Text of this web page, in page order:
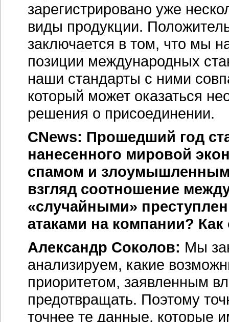
зарегистрировано уже
виды продукции.
заключается в том, что мы
позиции международных
наши стандарты с ними
который может оказаться
решения о присоединении.
CNews: Прошедший год
нанесенного мировой
спамом и
взгляд соотношение
«случайными»
атаками на компании?
Александр Соколов: Мы
анализируем, какие
приоритетом, заявленным
предотвращать. Поэтому
точнее те данные, которые